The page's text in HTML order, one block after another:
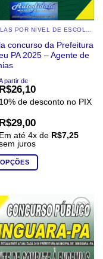
concurso da Prefeitura
PA 2025 – Agente de
partir de
R$26,10
10% de desconto no PIX
R$29,00
Em até 4x de R$7,25
juros
Add to
wishlist